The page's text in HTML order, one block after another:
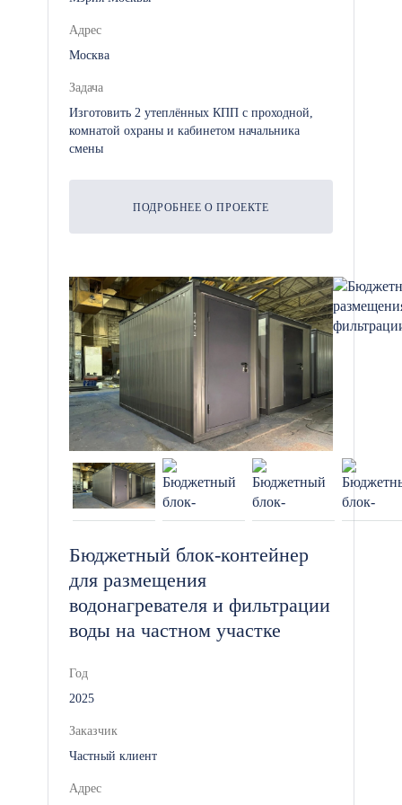
Адрес
Москва
Задача
Изготовить 2 утеплённых КПП с проходной,
комнатой охраны и кабинетом начальника
смены
ПОДРОБНЕЕ О ПРОЕКТЕ
Бюджетный блок-контейнер
для размещения
водонагревателя и фильтрации
воды на частном участке
Год
2025
Заказчик
Частный клиент
Адрес